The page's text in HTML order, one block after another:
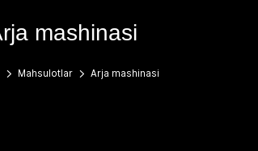
mashinasi
Mahsulotlar Arja mashinasi